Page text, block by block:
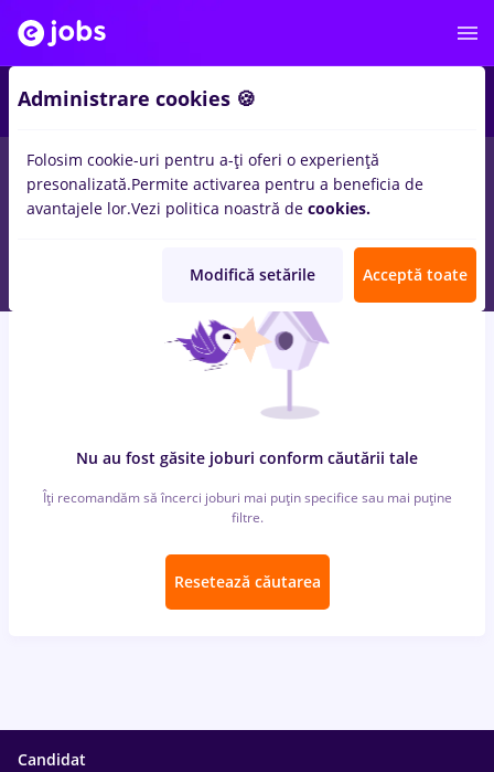
locuri de muncacu salarii sogefi, Part timeinCluj-Napoca
pentruStudent, Fara experientainConstructii / Instalatii, IT /
Telecom
Nu au fost găsite joburi conform căutării tale
Îți recomandăm să încerci joburi mai puțin specifice sau mai puține
filtre.
Resetează căutarea
Candidat
Administrare cookies 🍪
Folosim cookie-uri pentru a-ți oferi o experiență
presonalizată.Permite activarea pentru a beneficia de
avantajele lor.Vezi politica noastră de cookies.
Modifică setările Acceptă toate